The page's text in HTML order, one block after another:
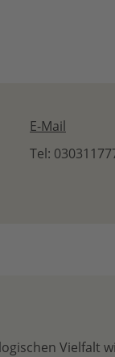
E-Mail
Tel:
Vielfalt